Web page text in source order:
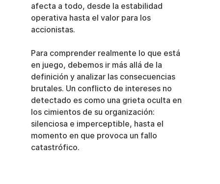
afecta a todo, desde la estabilidad
operativa hasta el valor para los
accionistas.
Para comprender realmente lo que está
en juego, debemos ir más allá de la
definición y analizar las consecuencias
brutales. Un conflicto de intereses no
detectado es como una grieta oculta en
los cimientos de su organización:
silenciosa e imperceptible, hasta el
momento en que provoca un fallo
catastrófico.